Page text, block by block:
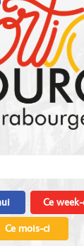
Ce week-
Ce mois-ci